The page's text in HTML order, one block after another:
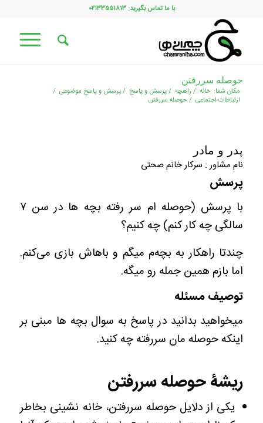
با ما تماس بگیرید: ۰۲۱۳۳۵۵۱۸۱۳
حوصله سررفتن
مکان شما: خانه / راهچه /پرسش و پاسخ /پرسش و پاسخ موضوعی /
ارتباطات اجتماعی /حوصله سررفتن
پدر و مادر
نام مشاور : سرکار خانم صحتی
پرسش
با پرسش (حوصله ام سر رفته بچه ها در سن ۷
سالگی چه کار کنم) چه کنیم؟
چندتا راهکار به بچه‌م میگم و باهاش بازی می‌کنم.
اما بازم همین جمله رو میگه.
توصیف مسئله
میخواهید بدانید در پاسخ به سوال بچه ها مبنی بر
اینکه حوصله مان سررفته چه کنید.
ریشۀ حوصله سررفتن
یکی از دلایل حوصله سررفتن، خانه نشینی بخاطر